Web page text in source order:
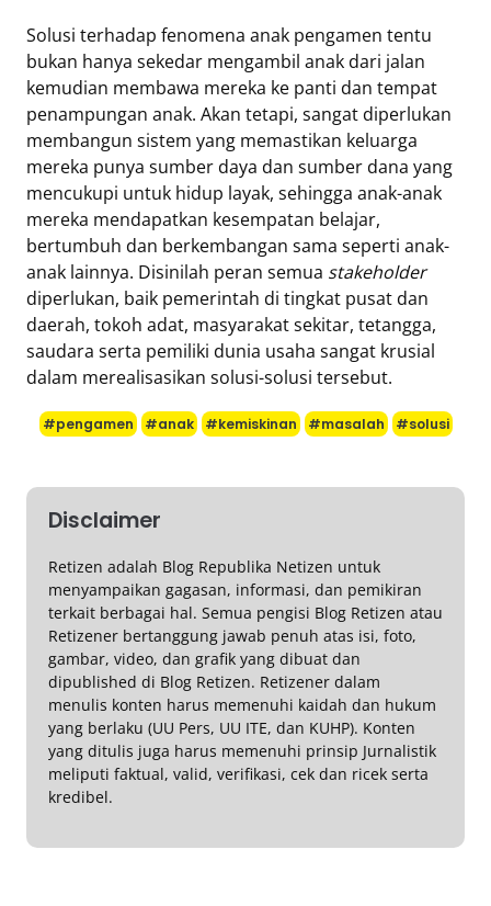
Solusi terhadap fenomena anak pengamen tentu
bukan hanya sekedar mengambil anak dari jalan
kemudian membawa mereka ke panti dan tempat
penampungan anak. Akan tetapi, sangat diperlukan
membangun sistem yang memastikan keluarga
mereka punya sumber daya dan sumber dana yang
mencukupi untuk hidup layak, sehingga anak-anak
mereka mendapatkan kesempatan belajar,
bertumbuh dan berkembangan sama seperti anak-
anak lainnya. Disinilah peran semua stakeholder
diperlukan, baik pemerintah di tingkat pusat dan
daerah, tokoh adat, masyarakat sekitar, tetangga,
saudara serta pemiliki dunia usaha sangat krusial
dalam merealisasikan solusi-solusi tersebut.
#pengamen #anak #kemiskinan #masalah #solusi
Disclaimer
Retizen adalah Blog Republika Netizen untuk
menyampaikan gagasan, informasi, dan pemikiran
terkait berbagai hal. Semua pengisi Blog Retizen atau
Retizener bertanggung jawab penuh atas isi, foto,
gambar, video, dan grafik yang dibuat dan
dipublished di Blog Retizen. Retizener dalam
menulis konten harus memenuhi kaidah dan hukum
yang berlaku (UU Pers, UU ITE, dan KUHP). Konten
yang ditulis juga harus memenuhi prinsip Jurnalistik
meliputi faktual, valid, verifikasi, cek dan ricek serta
kredibel.